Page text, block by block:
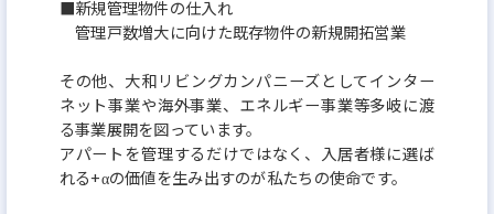
■新規管理物件の仕入れ
管理戸数増大に向けた既存物件の新規開拓営業
その他、大和リビングカンパニーズとしてインター
ネット事業や海外事業、エネルギー事業等多岐に渡
る事業展開を図っています。
アパートを管理するだけではなく、入居者様に選ば
れる+αの価値を生み出すのが私たちの使命です。